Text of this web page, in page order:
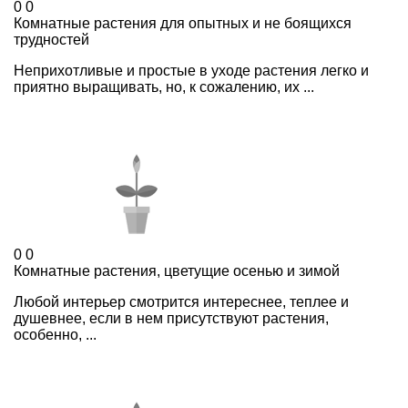
0 0
Комнатные растения для опытных и не боящихся
трудностей
Неприхотливые и простые в уходе растения легко и
приятно выращивать, но, к сожалению, их ...
0 0
Комнатные растения, цветущие осенью и зимой
Любой интерьер смотрится интереснее, теплее и
душевнее, если в нем присутствуют растения,
особенно, ...